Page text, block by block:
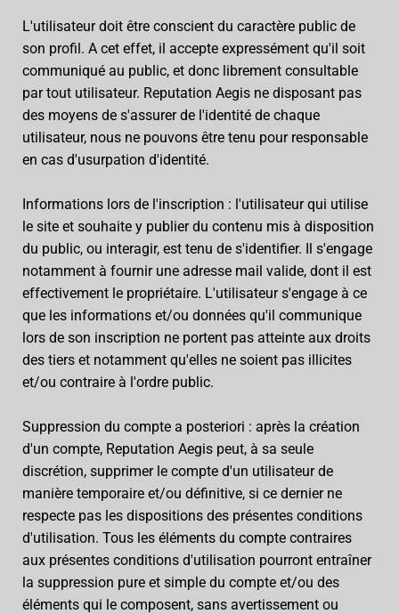
L'utilisateur doit être conscient du caractère public de
son profil. A cet effet, il accepte expressément qu'il soit
communiqué au public, et donc librement consultable
par tout utilisateur. Reputation Aegis ne disposant pas
des moyens de s'assurer de l'identité de chaque
utilisateur, nous ne pouvons être tenu pour responsable
en cas d'usurpation d'identité.
Informations lors de l'inscription : l'utilisateur qui utilise
le site et souhaite y publier du contenu mis à disposition
du public, ou interagir, est tenu de s'identifier. Il s'engage
notamment à fournir une adresse mail valide, dont il est
effectivement le propriétaire. L'utilisateur s'engage à ce
que les informations et/ou données qu'il communique
lors de son inscription ne portent pas atteinte aux droits
des tiers et notamment qu'elles ne soient pas illicites
et/ou contraire à l'ordre public.
Suppression du compte a posteriori : après la création
d'un compte, Reputation Aegis peut, à sa seule
discrétion, supprimer le compte d'un utilisateur de
manière temporaire et/ou définitive, si ce dernier ne
respecte pas les dispositions des présentes conditions
d'utilisation. Tous les éléments du compte contraires
aux présentes conditions d'utilisation pourront entraîner
la suppression pure et simple du compte et/ou des
éléments qui le composent, sans avertissement ou